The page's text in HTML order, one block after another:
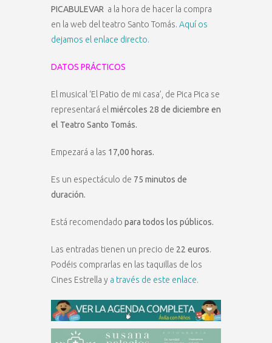
PICABULEVAR a la hora de hacer la compra
en la web del teatro Santo Tomás. Aquí os
dejamos el enlace directo.
DATOS PRÁCTICOS
El musical ‘El Patio de mi casa’, de Pica Pica se
representará elmiércoles 28 de diciembre en
el Teatro Santo Tomás.
Empezará a las 17,00 horas.
Es un espectáculo de 75 minutos de
duración.
Está recomendado para todos los públicos.
Las entradas tienen un precio de 22 euros.
Podéis comprarlas en las taquillas de los
Cines Estrella y a través de este enlace.